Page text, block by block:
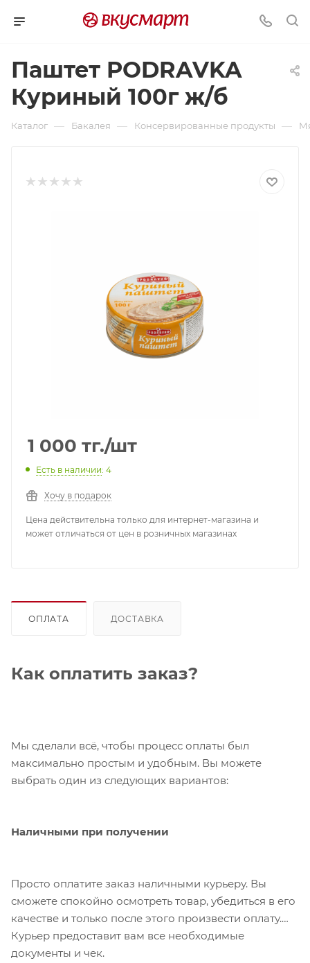
Паштет PODRAVKA
Куриный 100г ж/б
Каталог — Бакалея — Консервированные продукты —
1 000 тг./шт
Есть в наличии: 4
Хочу в подарок
Цена действительна только для интернет-магазина и
может отличаться от цен в розничных магазинах
ОПЛАТА ДОСТАВКА
Как оплатить заказ?
Мы сделали всё, чтобы процесс оплаты был
максимально простым и удобным. Вы можете
выбрать один из следующих вариантов:
Наличными при получении
Просто оплатите заказ наличными курьеру. Вы
сможете спокойно осмотреть товар, убедиться в его
качестве и только после этого произвести оплату.
Курьер предоставит вам все необходимые
документы и чек.